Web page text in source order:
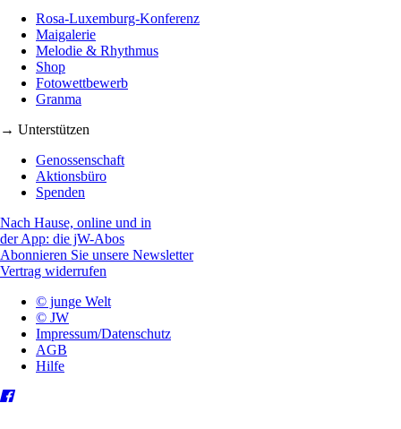
Rosa-Luxemburg-Konferenz
Maigalerie
Melodie & Rhythmus
Shop
Fotowettbewerb
Granma
→ Unterstützen
Genossenschaft
Aktionsbüro
Spenden
Nach Hause, online und in
der App: die jW-Abos
Abonnieren Sie unsere Newsletter
Vertrag widerrufen
© junge Welt
© JW
Impressum/Datenschutz
AGB
Hilfe